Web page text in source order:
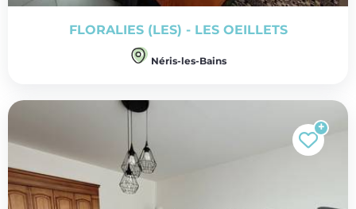
FLORALIES (LES) - LES OEILLETS
Néris-les-Bains